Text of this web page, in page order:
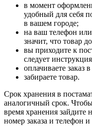
в момент
удобный для себя
в вашем городе;
на ваш телефон
значит, что товар
вы приходите к
следует
оплачиваете заказ
забираете товар.
Срок хранения в
аналогичный срок.
время хранения зайдите
номер заказа и телефон